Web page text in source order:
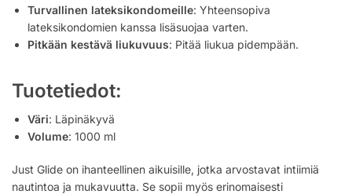
Turvallinen lateksikondomeille: Yhteensopiva
lateksikondomien kanssa lisäsuojaa varten.
Pitkään kestävä liukuvuus: Pitää liukua pidempään.
Tuotetiedot:
Väri: Läpinäkyvä
Volume: 1000 ml
Just Glide on ihanteellinen aikuisille, jotka arvostavat intiimiä
nautintoa ja mukavuutta. Se sopii myös erinomaisesti